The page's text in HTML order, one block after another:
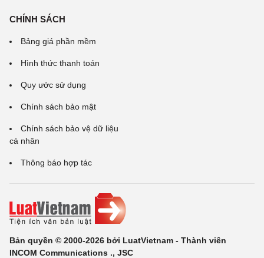
CHÍNH SÁCH
Bảng giá phần mềm
Hình thức thanh toán
Quy ước sử dụng
Chính sách bảo mật
Chính sách bảo vệ dữ liệu
cá nhân
Thông báo hợp tác
Bản quyền © 2000-2026 bởi LuatVietnam - Thành viên
INCOM Communications ., JSC